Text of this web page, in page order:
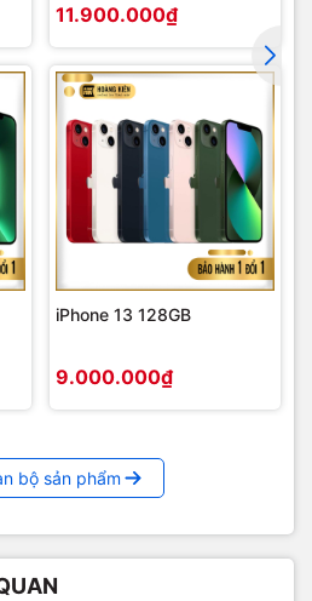
11.900.000₫
iPhone 13 128GB
9.000.000₫
bộ sản phẩm